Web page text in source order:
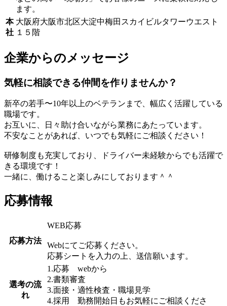
ます。
本
社
大阪府大阪市北区大淀中梅田スカイビルタワーウエスト
１５階
企業からのメッセージ
気軽に相談できる仲間を作りませんか？
新卒の若手〜10年以上のベテランまで、幅広く活躍している
職場です。
お互いに、日々助け合いながら業務にあたっています。
不安なことがあれば、いつでも気軽にご相談ください！
研修制度も充実しており、ドライバー未経験からでも活躍で
きる環境です！
一緒に、働けること楽しみにしております＾＾
応募情報
応募方法
WEB応募
Webにてご応募ください。
応募シートを入力の上、送信願います。
選考の流
れ
1.応募 webから
2.書類審査
3.面接・適性検査・職場見学
4.採用 勤務開始日もお気軽にご相談くださ